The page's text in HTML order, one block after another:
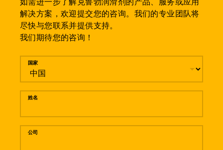
解决方案，欢迎提交您的咨询。我们的专业团队将
尽快与您联系并提供支持。
我们期待您的咨询！
留言
国家
姓名
公司